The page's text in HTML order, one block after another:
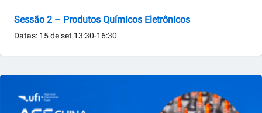
Sessão 2 – Produtos Químicos Eletrônicos
Datas: 15 de set 13:30-16:30